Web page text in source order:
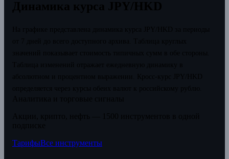
ТарифыВсе инструменты